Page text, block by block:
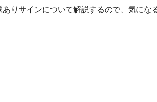
りサインについて解説するので、気にな